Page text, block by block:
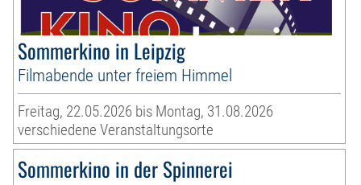
Sommerkino in Leipzig
Filmabende unter freiem Himmel
Freitag, 22.05.2026 bis Montag, 31.08.2026
verschiedene Veranstaltungsorte
Sommerkino in der Spinnerei